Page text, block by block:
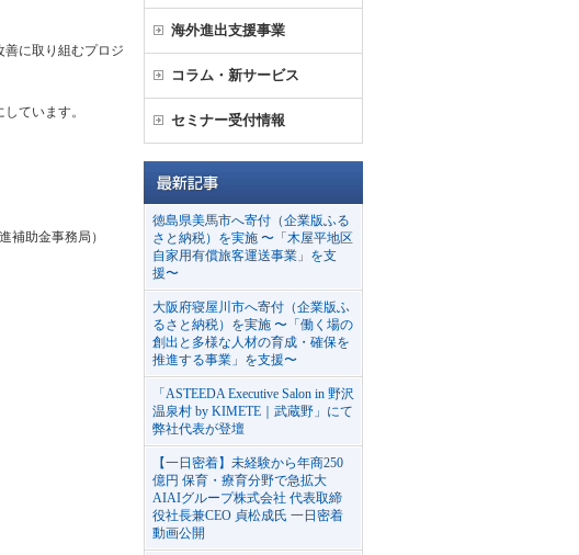
に取り組むプロジ
ています。
補助金事務局）
海外進出支援事業
コラム・新サービス
セミナー受付情報
徳島県美馬市へ寄付（企業版ふる
さと納税）を実施 〜「木屋平地区
自家用有償旅客運送事業」を支
援〜
大阪府寝屋川市へ寄付（企業版ふ
るさと納税）を実施 〜「働く場の
創出と多様な人材の育成・確保を
推進する事業」を支援〜
「ASTEEDA Executive Salon in 野沢
温泉村 by KIMETE｜武蔵野」にて
弊社代表が登壇
【一日密着】未経験から年商250
億円 保育・療育分野で急拡大
AIAIグループ株式会社 代表取締
役社長兼CEO 貞松成氏 一日密着
動画公開